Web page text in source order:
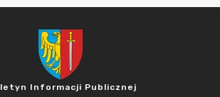
Informacji Publicznej